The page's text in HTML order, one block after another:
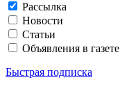
Рассылка
Новости
Статьи
Объявления в газете
Быстрая подписка